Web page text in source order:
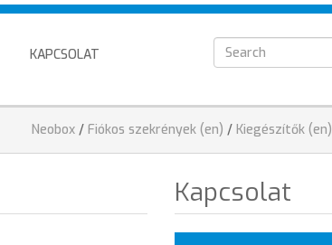
KAPCSOLAT
Search
form
You
are
Neobox / Fiókos szekrények (en) / Kiegészítők (en)
Kapcsolat